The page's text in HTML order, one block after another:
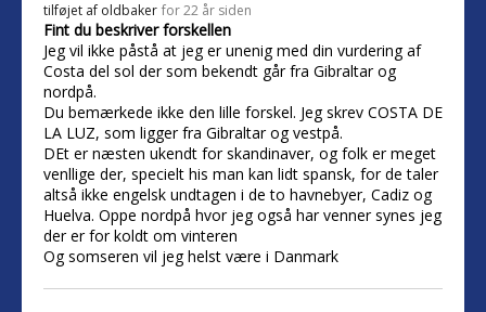
tilføjet af oldbaker for 22 år siden
Fint du beskriver forskellen
Jeg vil ikke påstå at jeg er unenig med din vurdering af
Costa del sol der som bekendt går fra Gibraltar og
nordpå.
Du bemærkede ikke den lille forskel. Jeg skrev COSTA DE
LA LUZ, som ligger fra Gibraltar og vestpå.
DEt er næsten ukendt for skandinaver, og folk er meget
venllige der, specielt his man kan lidt spansk, for de taler
altså ikke engelsk undtagen i de to havnebyer, Cadiz og
Huelva. Oppe nordpå hvor jeg også har venner synes jeg
der er for koldt om vinteren
Og somseren vil jeg helst være i Danmark